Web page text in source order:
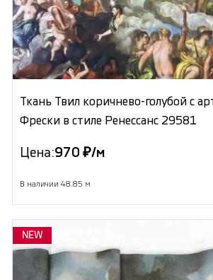
Ткань Твил коричнево-голубой с
Фрески в стиле Ренессанс 29581
Цена:970 ₽/м
В наличии 48.85 м
NEW